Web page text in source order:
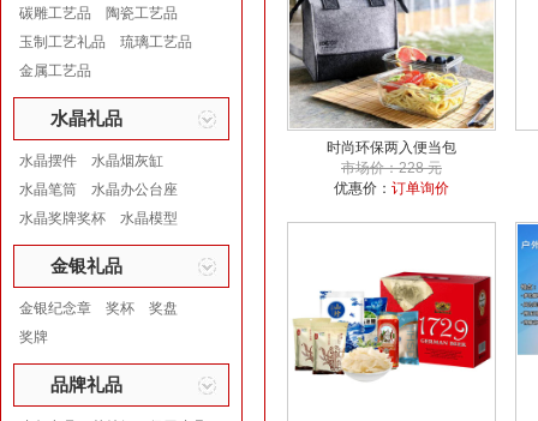
碳雕工艺品
陶瓷工艺品
玉制工艺礼品
琉璃工艺品
金属工艺品
水晶礼品
水晶摆件
水晶烟灰缸
水晶笔筒
水晶办公台座
水晶奖牌奖杯
水晶模型
金银礼品
金银纪念章 奖杯
奖盘
奖牌
品牌礼品
时尚环保两入便当包
市场价：228 元
优惠价： 订单询价